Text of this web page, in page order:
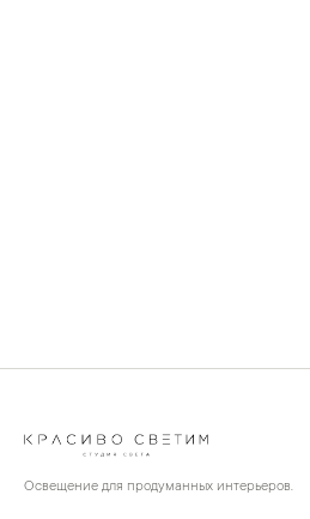
Освещение для продуманных интерьеров.